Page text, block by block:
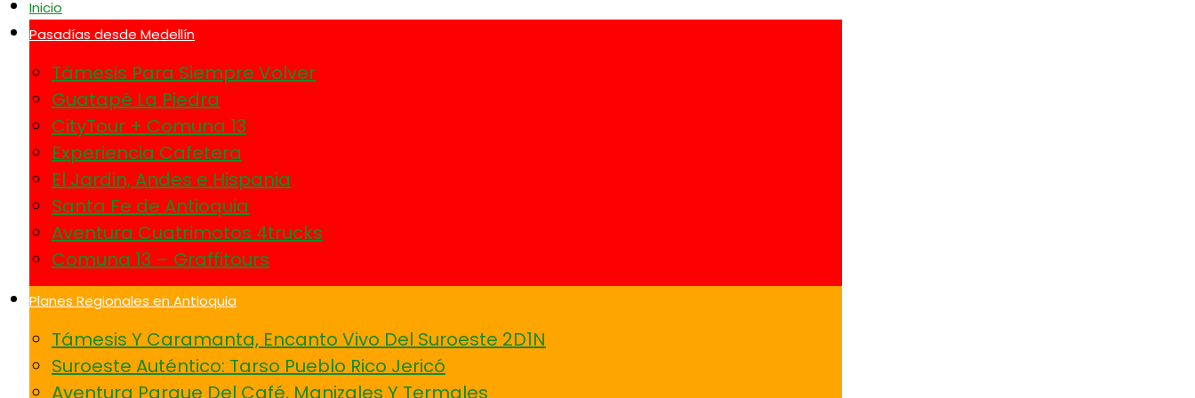
Inicio
Pasadías desde Medellín
Támesis Para Siempre Volver
Guatapé La Piedra
CityTour + Comuna 13
Experiencia Cafetera
El Jardin, Andes e Hispania
Santa Fe de Antioquia
Aventura Cuatrimotos 4trucks
Comuna 13 – Graffitours
Planes Regionales en Antioquia
Támesis Y Caramanta, Encanto Vivo Del Suroeste 2D1N
Suroeste Auténtico: Tarso Pueblo Rico Jericó
Aventura Parque Del Café, Manizales Y Termales